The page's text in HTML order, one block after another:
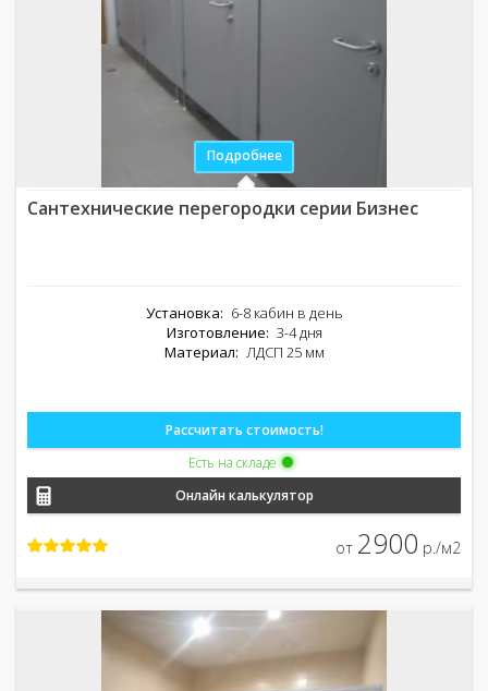
Подробнее
Сантехнические перегородки серии Бизнес
Установка: 6-8 кабин в день
Изготовление: 3-4 дня
Материал: ЛДСП 25 мм
Рассчитать стоимость!
Есть на складе
Онлайн калькулятор
от 2900 р./м2